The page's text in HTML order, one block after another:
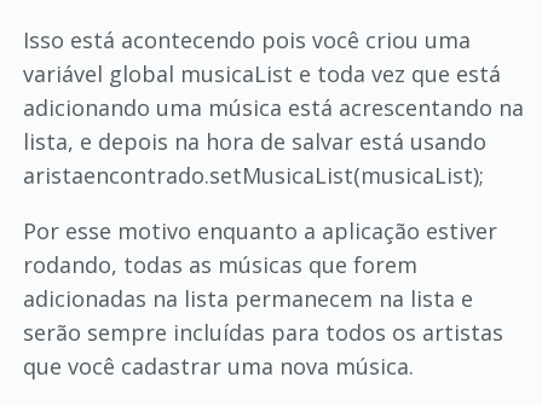
Isso está acontecendo pois você criou uma
variável global musicaList e toda vez que está
adicionando uma música está acrescentando na
lista, e depois na hora de salvar está usando
aristaencontrado.setMusicaList(musicaList);
Por esse motivo enquanto a aplicação estiver
rodando, todas as músicas que forem
adicionadas na lista permanecem na lista e
serão sempre incluídas para todos os artistas
que você cadastrar uma nova música.